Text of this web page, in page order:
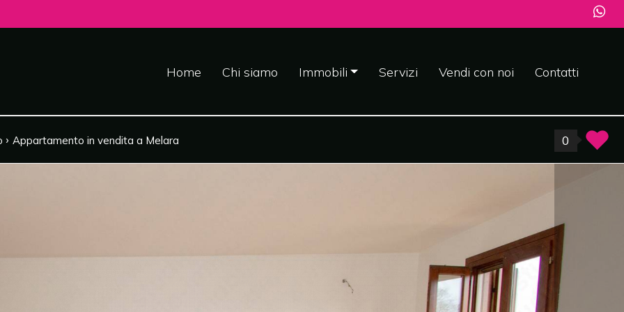
Home Chi siamo Immobili Servizi Vendi con noi Contatti
› Appartamento in vendita a Melara 0